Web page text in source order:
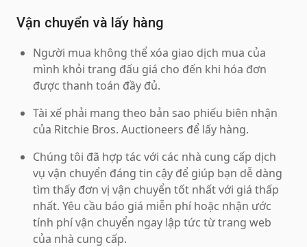
Vận chuyển và lấy hàng
Người mua không thể xóa giao dịch mua của
mình khỏi trang đấu giá cho đến khi hóa đơn
được thanh toán đầy đủ.
Tài xế phải mang theo bản sao phiếu biên nhận
của Ritchie Bros. Auctioneers để lấy hàng.
Chúng tôi đã hợp tác với các nhà cung cấp dịch
vụ vận chuyển đáng tin cậy để giúp bạn dễ dàng
tìm thấy đơn vị vận chuyển tốt nhất với giá thấp
nhất. Yêu cầu báo giá miễn phí hoặc nhận ước
tính phí vận chuyển ngay lập tức từ trang web
của nhà cung cấp.